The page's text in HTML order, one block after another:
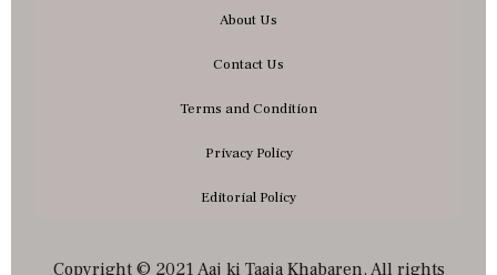
About Us
Contact Us
Terms and Condition
Privacy Policy
Editorial Policy
Copyright © 2021 Aaj ki Taaja Khabaren. All rights